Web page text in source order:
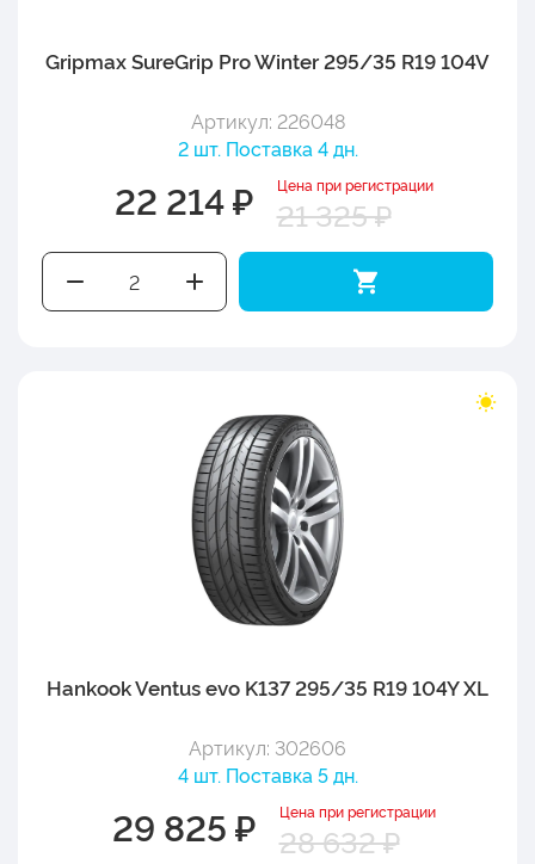
Gripmax SureGrip Pro Winter 295/35 R19 104V
Артикул: 226048
2 шт. Поставка 4 дн.
22 214 ₽ Цена при регистрации
21 325 ₽
Hankook Ventus evo K137 295/35 R19 104Y XL
Артикул: 302606
4 шт. Поставка 5 дн.
29 825 ₽ Цена при регистрации
28 632 ₽